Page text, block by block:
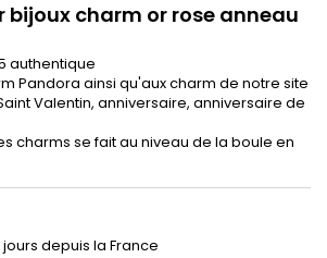
bijoux charm or rose anneau
authentique
Pandora ainsi qu'aux charm de notre site
Valentin, anniversaire, anniversaire de
charms se fait au niveau de la boule en
depuis la France